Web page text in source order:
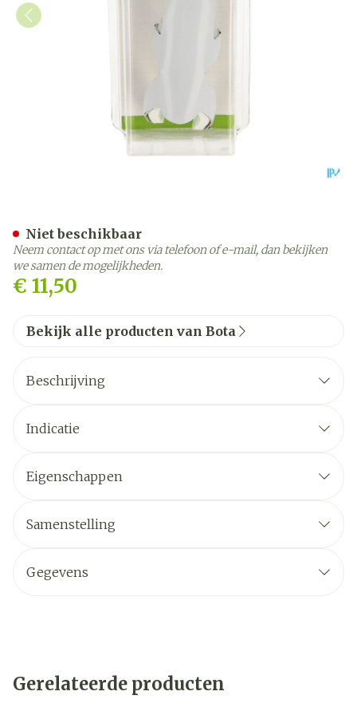
€ 11,50
Niet beschikbaar
Neem contact op met ons via telefoon of e-mail, dan bekijken
we samen de mogelijkheden.
Bekijk alle producten van Bota
Beschrijving
Indicatie
Eigenschappen
Samenstelling
Gegevens
Gerelateerde producten